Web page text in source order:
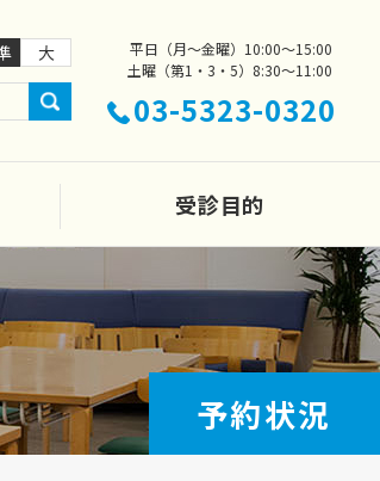
大 平日（月～金曜） 10:00～15:00
土曜（第1・3・5） 8:30～11:00
03-5323-0320
受診目的
予約状況